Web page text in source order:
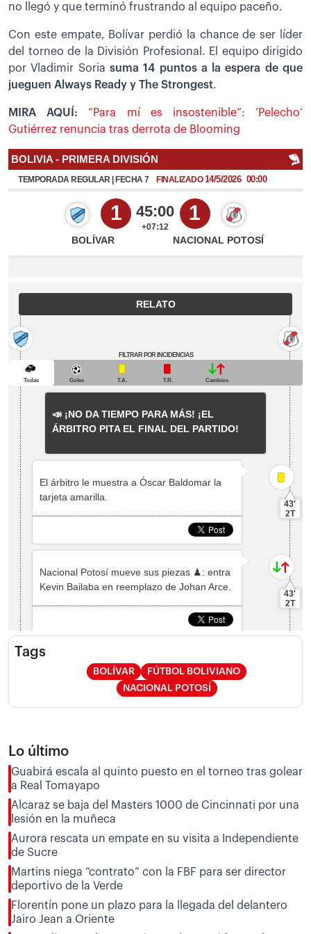
no llegó y que terminó frustrando al equipo paceño.
Con este empate, Bolívar perdió la chance de ser líder
del torneo de la División Profesional. El equipo dirigido
por Vladimir Soria suma 14 puntos a la espera de que
jueguen Always Ready y The Strongest.
MIRA AQUÍ:“Para mí es insostenible”: ‘Pelecho’
Gutiérrez renuncia tras derrota de Blooming
Tags
BOLÍVAR
FÚTBOL BOLIVIANO
NACIONAL POTOSÍ
Lo último
Guabirá escala al quinto puesto en el torneo tras golear
a Real Tomayapo
Alcaraz se baja del Masters 1000 de Cincinnati por una
lesión en la muñeca
Aurora rescata un empate en su visita a Independiente
de Sucre
Martins niega “contrato” con la FBF para ser director
deportivo de la Verde
Florentín pone un plazo para la llegada del delantero
Jairo Jean a Oriente